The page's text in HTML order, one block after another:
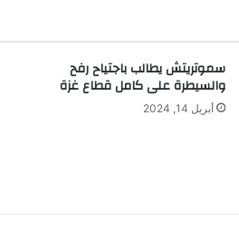
سموتريتش يطالب باجتياح رفح
والسيطرة على كامل قطاع غزة
أبريل 14, 2024